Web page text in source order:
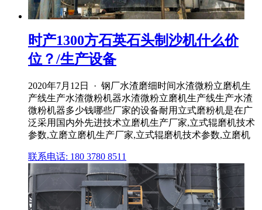
时产1300方石英石头制沙机什么价
位？/生产设备
2020年7月12日 · 钢厂水渣磨细时间水渣微粉立磨机生
产线生产水渣微粉机器水渣微粉立磨机生产线生产水渣
微粉机器多少钱哪些厂家的设备耐用立式磨粉机是在广
泛采用国内外先进技术立磨机生产厂家,立式辊磨机技术
参数,立磨立磨机生产厂家,立式辊磨机技术参数,立磨机
联系电话: 180 3780 8511